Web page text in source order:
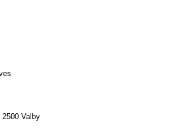
2500 Valby